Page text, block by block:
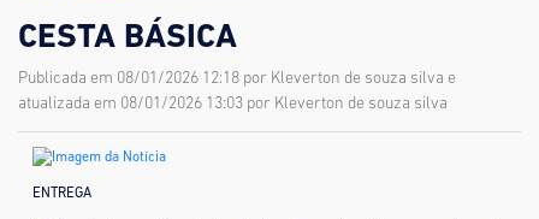
CESTA BÁSICA
Publicada em 08/01/2026 12:18 por Kleverton de souza silva e
atualizada em 08/01/2026 13:03 por Kleverton de souza silva
ENTREGA